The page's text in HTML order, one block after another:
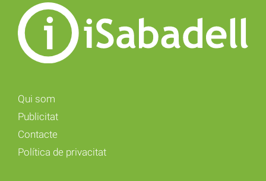
Qui som
Publicitat
Contacte
Política de privacitat